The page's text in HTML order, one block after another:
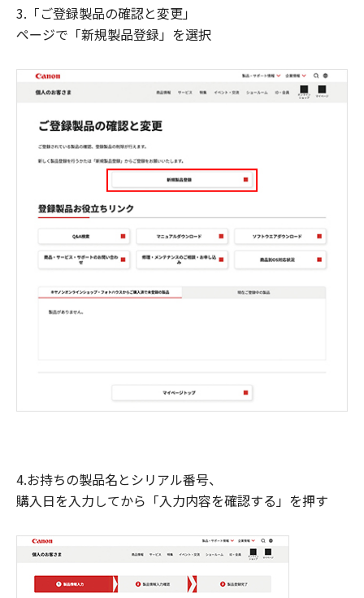
3.「ご登録製品の確認と変更」
ページで「新規製品登録」を選択
4.お持ちの製品名とシリアル番号、
購入日を入力してから「入力内容を確認する」を押す